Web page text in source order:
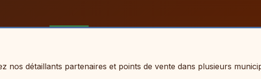
nos détaillants partenaires et points de vente dans plusieurs